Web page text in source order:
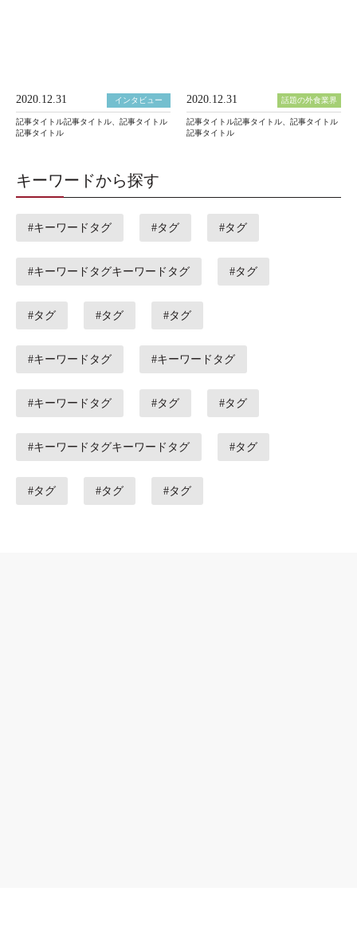
2020.12.31 インタビュー
記事タイトル記事タイトル、記事タイトル
記事タイトル
2020.12.31 話題の外食業界
記事タイトル記事タイトル、記事タイトル
記事タイトル
キーワードから探す
#キーワードタグ #タグ #タグ
#キーワードタグキーワードタグ #タグ
#タグ #タグ #タグ
#キーワードタグ #キーワードタグ
#キーワードタグ #タグ #タグ
#キーワードタグキーワードタグ #タグ
#タグ #タグ #タグ